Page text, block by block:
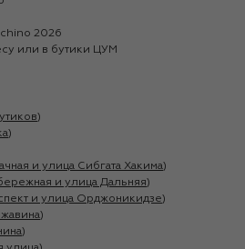
2026
или в бутики ЦУМ
и улица Сибгата Хакима)
и улица Дальняя)
и улица Орджоникидзе)